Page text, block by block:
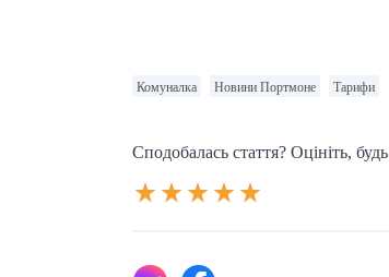
Комуналка Новини Портмоне Тарифи
Сподобалась стаття? Оцініть,